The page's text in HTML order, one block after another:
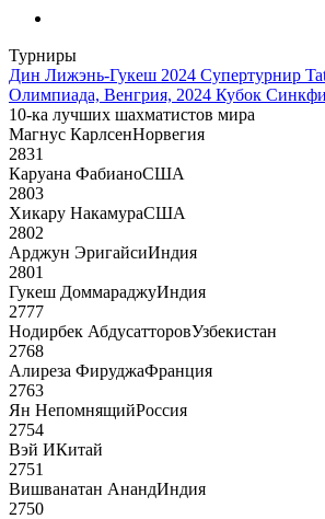
Турниры
Дин Лижэнь-Гукеш 2024 Супертурнир
Олимпиада, Венгрия, 2024 Кубок
10-ка лучших шахматистов мира
Магнус КарлсенНорвегия
2831
Каруана ФабианоСША
2803
Хикару НакамураСША
2802
Арджун ЭригайсиИндия
2801
Гукеш ДоммараджуИндия
2777
Нодирбек АбдусатторовУзбекистан
2768
Алиреза ФируджаФранция
2763
Ян НепомнящийРоссия
2754
Вэй ИКитай
2751
Вишванатан АнандИндия
2750